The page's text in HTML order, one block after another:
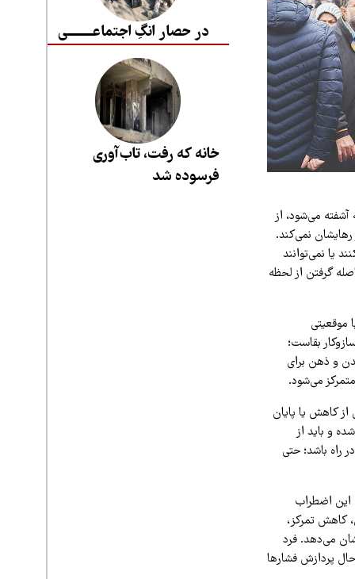
آشفته می‌شود، از
نمی‌کند.
یا نمی‌توانند
گرفتن از لحظه
موقعیتی
بقاست؛
و ذهن برای
می‌شود.
کاهش یا پایان
و باید از
باشد؛ حتی
این اضطراب
کاهش تمرکز،
می‌دهد. فرد
پردازش فشارها
در حصار انگِ اجتماعــــــــی
خانه که رفت، تاب‌آوری
فرسوده شد